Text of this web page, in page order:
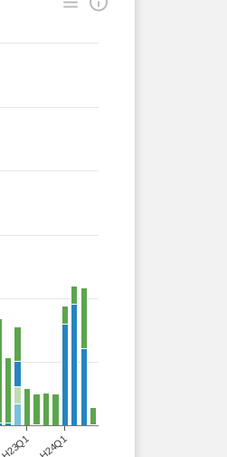
H23Q1 H24Q1